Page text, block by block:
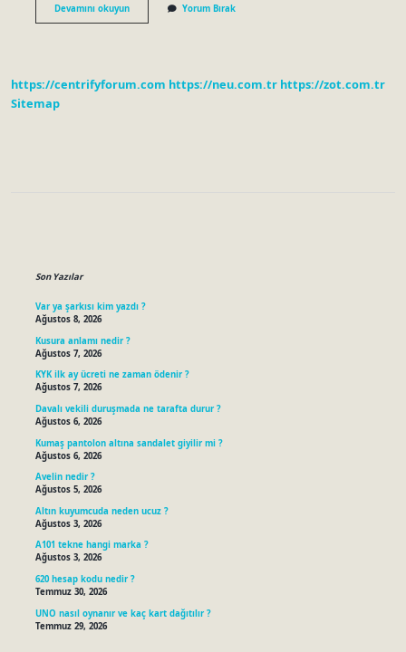
Devamını okuyunKapari
Meyvesi
Yorum Bırak
https://centrifyforum.com https://neu.com.tr https://zot.com.tr
Sitemap
Son Yazılar
Var ya şarkısı kim yazdı ?
Ağustos 8, 2026
Kusura anlamı nedir ?
Ağustos 7, 2026
KYK ilk ay ücreti ne zaman ödenir ?
Ağustos 7, 2026
Davalı vekili duruşmada ne tarafta durur ?
Ağustos 6, 2026
Kumaş pantolon altına sandalet giyilir mi ?
Ağustos 6, 2026
Avelin nedir ?
Ağustos 5, 2026
Altın kuyumcuda neden ucuz ?
Ağustos 3, 2026
A101 tekne hangi marka ?
Ağustos 3, 2026
620 hesap kodu nedir ?
Temmuz 30, 2026
UNO nasıl oynanır ve kaç kart dağıtılır ?
Temmuz 29, 2026